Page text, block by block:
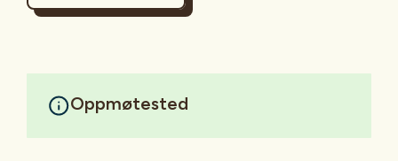
Oppmøtested